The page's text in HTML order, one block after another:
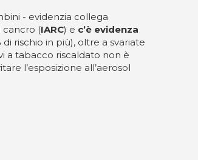
- evidenzia collega
cancro (IARC) e c’è evidenza
rischio in più), oltre a svariate
a tabacco riscaldato non è
l’esposizione all’aerosol